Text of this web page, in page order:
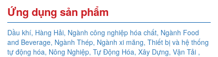
Ứng dụng sản phẩm
Dầu khí, Hàng Hải, Ngành công nghiệp hóa chất, Ngành Food
and Beverage, Ngành Thép, Ngành xi măng, Thiết bị và hệ thống
tự động hóa, Nông Nghiệp, Tự Động Hóa, Xây Dựng, Vận Tải ,